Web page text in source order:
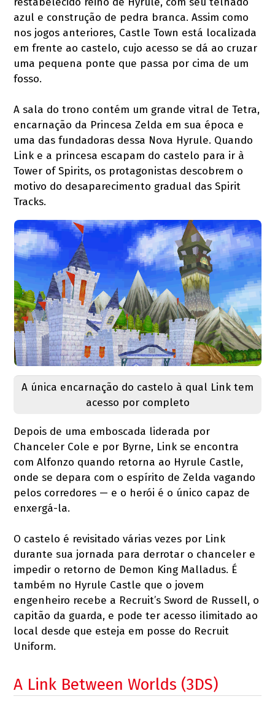
azul e construção de pedra branca. Assim como
nos jogos anteriores, Castle Town está localizada
em frente ao castelo, cujo acesso se dá ao cruzar
uma pequena ponte que passa por cima de um
fosso.
A sala do trono contém um grande vitral de Tetra,
encarnação da Princesa Zelda em sua época e
uma das fundadoras dessa Nova Hyrule. Quando
Link e a princesa escapam do castelo para ir à
Tower of Spirits, os protagonistas descobrem o
motivo do desaparecimento gradual das Spirit
Tracks.
A única encarnação do castelo à qual Link tem
acesso por completo
Depois de uma emboscada liderada por
Chanceler Cole e por Byrne, Link se encontra
com Alfonzo quando retorna ao Hyrule Castle,
onde se depara com o espírito de Zelda vagando
pelos corredores — e o herói é o único capaz de
enxergá-la.
O castelo é revisitado várias vezes por Link
durante sua jornada para derrotar o chanceler e
impedir o retorno de Demon King Malladus. É
também no Hyrule Castle que o jovem
engenheiro recebe a Recruit’s Sword de Russell, o
capitão da guarda, e pode ter acesso ilimitado ao
local desde que esteja em posse do Recruit
Uniform.
A Link Between Worlds (3DS)